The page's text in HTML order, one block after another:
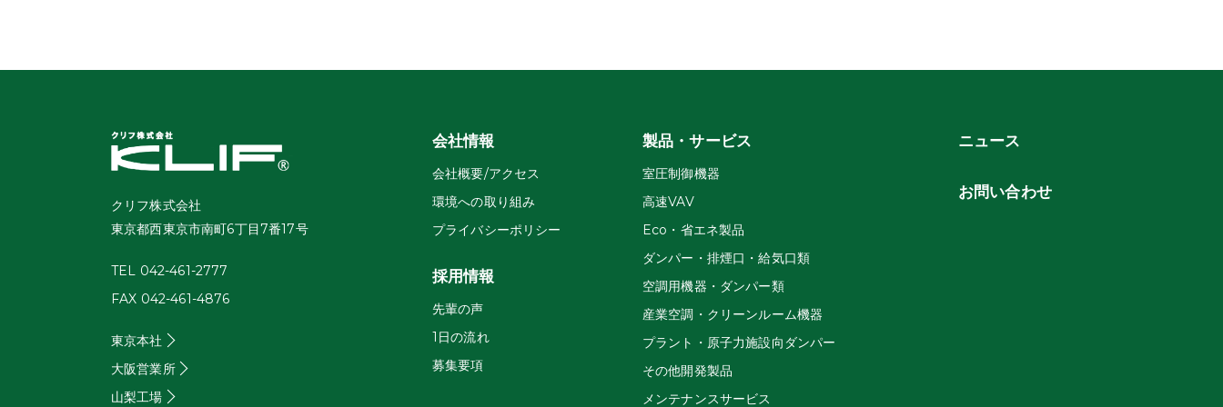
クリフ株式会社
東京都西東京市南町6丁目7番17号
TEL 042-461-2777
FAX 042-461-4876
東京本社
大阪営業所
山梨工場
会社情報
会社概要/アクセス
環境への取り組み
プライバシーポリシー
採用情報
先輩の声
1日の流れ
募集要項
製品・サービス
室圧制御機器
高速VAV
Eco・省エネ製品
ダンパー・排煙口・給気口類
空調用機器・ダンパー類
産業空調・クリーンルーム機器
プラント・原子力施設向ダンパー
その他開発製品
メンテナンスサービス
ニュース
お問い合わせ